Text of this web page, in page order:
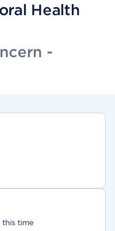
Health
-
time